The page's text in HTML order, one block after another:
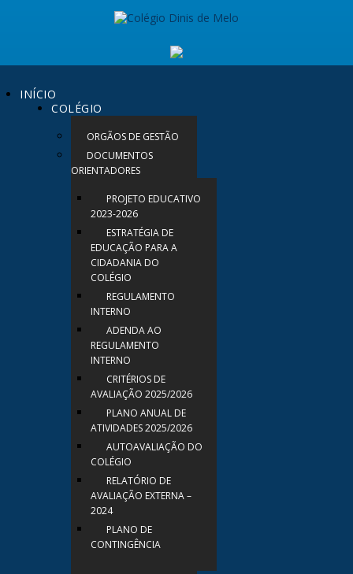
INÍCIO
COLÉGIO
ORGÃOS DE GESTÃO
DOCUMENTOS
ORIENTADORES
PROJETO EDUCATIVO
2023-2026
ESTRATÉGIA DE
EDUCAÇÃO PARA A
CIDADANIA DO
COLÉGIO
REGULAMENTO
INTERNO
ADENDA AO
REGULAMENTO
INTERNO
CRITÉRIOS DE
AVALIAÇÃO 2025/2026
PLANO ANUAL DE
ATIVIDADES 2025/2026
AUTOAVALIAÇÃO DO
COLÉGIO
RELATÓRIO DE
AVALIAÇÃO EXTERNA –
2024
PLANO DE
CONTINGÊNCIA